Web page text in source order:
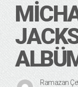
Ramazan